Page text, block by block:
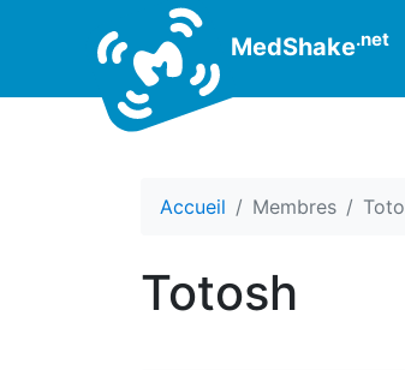
MedShake.net
Accueil Membres
Totosh